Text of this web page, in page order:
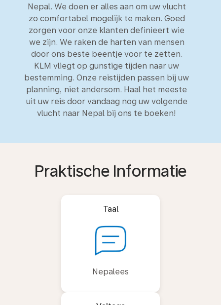
Nepal. We doen er alles aan om uw vlucht
zo comfortabel mogelijk te maken. Goed
zorgen voor onze klanten definieert wie
we zijn. We raken de harten van mensen
door ons beste beentje voor te zetten.
KLM vliegt op gunstige tijden naar uw
bestemming. Onze reistijden passen bij uw
planning, niet andersom. Haal het meeste
uit uw reis door vandaag nog uw volgende
vlucht naar Nepal bij ons te boeken!
Praktische Informatie
Taal
Nepalees